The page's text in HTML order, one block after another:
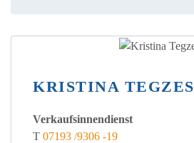
KRISTINA TEGZES
Verkaufsinnendienst
T 07193 /9306 -19